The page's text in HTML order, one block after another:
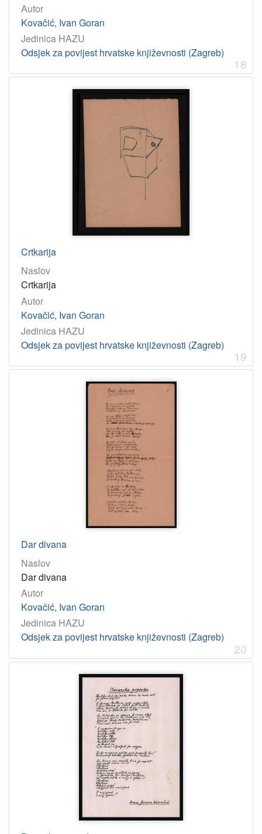
Autor
Kovačić, Ivan Goran
Jedinica HAZU
Odsjek za povijest hrvatske književnosti (Zagreb)
18
Crtkarija
Naslov
Crtkarija
Autor
Kovačić, Ivan Goran
Jedinica HAZU
Odsjek za povijest hrvatske književnosti (Zagreb)
19
Dar divana
Naslov
Dar divana
Autor
Kovačić, Ivan Goran
Jedinica HAZU
Odsjek za povijest hrvatske književnosti (Zagreb)
20